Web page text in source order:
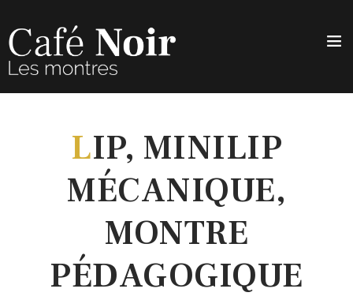
LIP, MINILIP
MÉCANIQUE,
MONTRE
PÉDAGOGIQUE